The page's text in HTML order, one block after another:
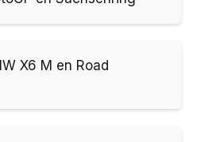
X6 M en Road